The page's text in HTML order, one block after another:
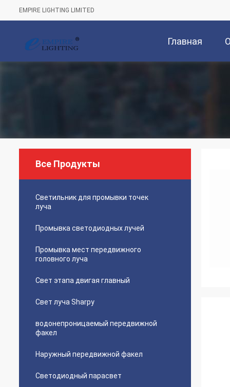
EMPIRE LIGHTING LIMITED
Главная
Все Продукты
Светильник для промывки точек
луча
Промывка светодиодных лучей
Промывка мест передвижного
головного луча
Свет этапа двигая главный
Свет луча Sharpy
водонепроницаемый передвижной
факел
Наружный передвижной факел
Светодиодный парасвет